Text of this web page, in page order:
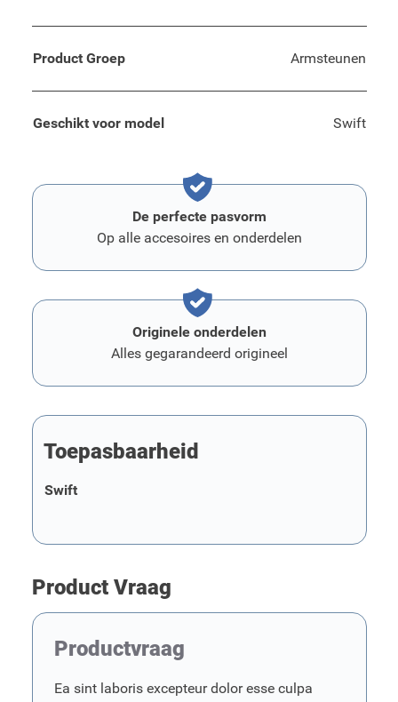
Product Groep Armsteunen
Geschikt voor model Swift
De perfecte pasvorm
Op alle accesoires en onderdelen
Originele onderdelen
Alles gegarandeerd origineel
Toepasbaarheid
Swift
Product Vraag
Productvraag
Ea sint laboris excepteur dolor esse culpa